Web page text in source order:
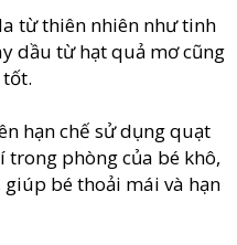
từ thiên nhiên như tinh
dầu từ hạt quả mơ cũng
hạn chế sử dụng quạt
trong phòng của bé khô,
bé thoải mái và hạn